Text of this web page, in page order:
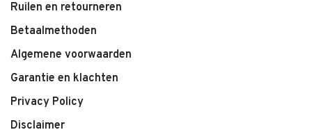
Ruilen en retourneren
Betaalmethoden
Algemene voorwaarden
Garantie en klachten
Privacy Policy
Disclaimer